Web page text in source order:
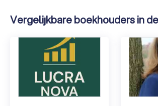
Vergelijkbare boekhouders in